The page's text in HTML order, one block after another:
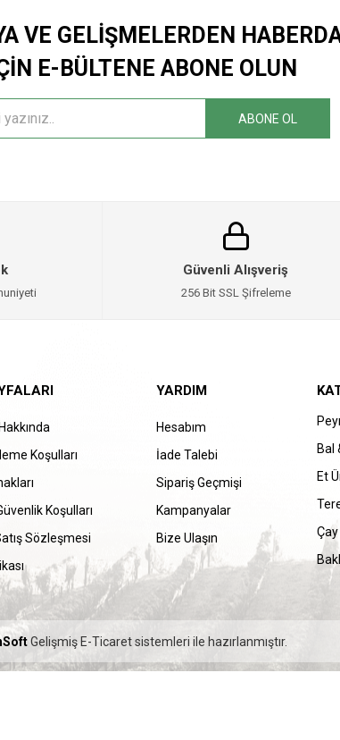
VE GELİŞMELERDEN
E-BÜLTENE ABONE OLUN
ABONE OL
Güvenli Alışveriş
256 Bit SSL Şifreleme
Koşulları
Koşulları
Sözleşmesi
YARDIM
Hesabım
İade Talebi
Sipariş Geçmişi
Kampanyalar
Bize Ulaşın
Bal
Et
Çay
Gelişmiş E-Ticaret sistemleri ile hazırlanmıştır.